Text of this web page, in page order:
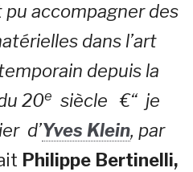
accompagner des
dans l’art
depuis la
20e siècle €“ je
d’Yves Klein, par
Philippe Bertinelli,